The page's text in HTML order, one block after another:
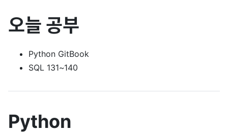
오늘 공부
Python GitBook
SQL 131~140
Python